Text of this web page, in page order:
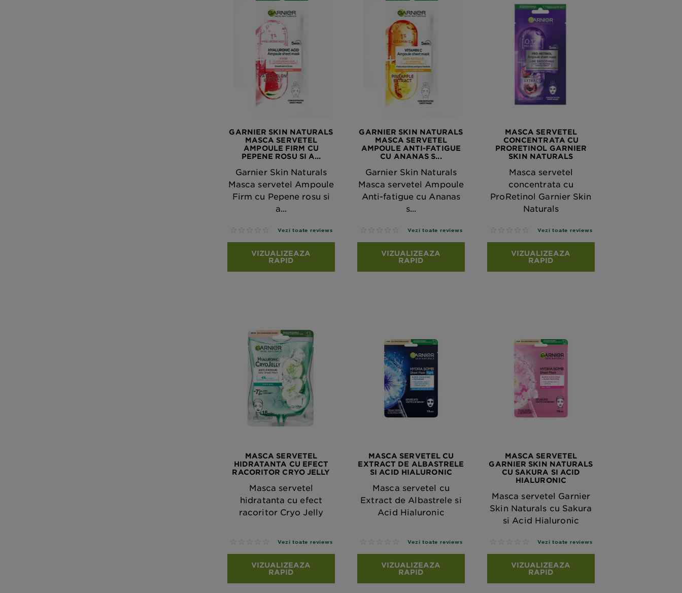
GARNIER SKIN NATURALS
MASCA SERVETEL
AMPOULE FIRM CU
PEPENE ROSU SI A...
Garnier Skin Naturals
Masca servetel Ampoule
Firm cu Pepene rosu si
a...
No reviews Vezi toate reviews
VIZUALIZEAZA
RAPID
GARNIER SKIN NATURALS
MASCA SERVETEL
AMPOULE ANTI-FATIGUE
CU ANANAS S...
Garnier Skin Naturals
Masca servetel Ampoule
Anti-fatigue cu Ananas
s...
No reviews Vezi toate reviews
VIZUALIZEAZA
RAPID
MASCA SERVETEL
CONCENTRATA CU
PRORETINOL GARNIER
SKIN NATURALS
Masca servetel
concentrata cu
ProRetinol Garnier Skin
Naturals
No reviews Vezi toate reviews
VIZUALIZEAZA
RAPID
MASCA SERVETEL
HIDRATANTA CU EFECT
RACORITOR CRYO JELLY
Masca servetel
hidratanta cu efect
racoritor Cryo Jelly
No reviews Vezi toate reviews
VIZUALIZEAZA
RAPID
MASCA SERVETEL CU
EXTRACT DE ALBASTRELE
SI ACID HIALURONIC
Masca servetel cu
Extract de Albastrele si
Acid Hialuronic
No reviews Vezi toate reviews
VIZUALIZEAZA
RAPID
MASCA SERVETEL
GARNIER SKIN NATURALS
CU SAKURA SI ACID
HIALURONIC
Masca servetel Garnier
Skin Naturals cu Sakura
si Acid Hialuronic
No reviews Vezi toate reviews
VIZUALIZEAZA
RAPID